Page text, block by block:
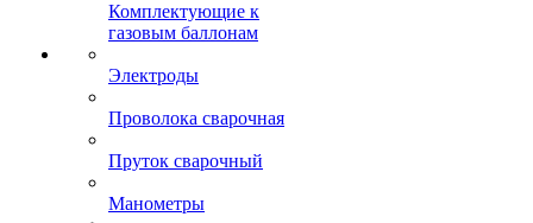
Комплектующие к
газовым баллонам
Электроды
Проволока сварочная
Пруток сварочный
Манометры